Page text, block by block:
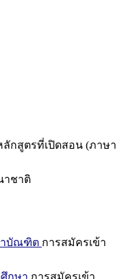
ลักสูตรที่เปิดสอน (ภาษา
าชาติ
าบัณฑิต การสมัครเข้า